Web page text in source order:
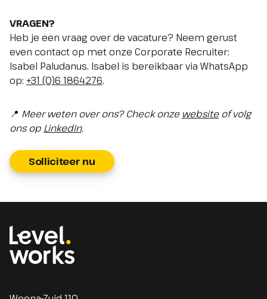
VRAGEN?
Heb je een vraag over de vacature? Neem gerust
even contact op met onze Corporate Recruiter:
Isabel Paludanus. Isabel is bereikbaar via WhatsApp
op: +31 (0)6 1864276.
📍 Meer weten over ons? Check onze websiteof volg
ons op LinkedIn.
Solliciteer nu